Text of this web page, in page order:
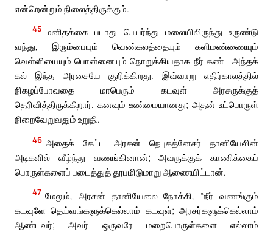
என்றென்றும் நிலைத்திருக்கும்.
45 மனிதக்கை படாது பெயர்ந்து மலையிலிருந்து உருண்டு
வந்து, இரும்பையும் வெண்கலத்தையும் களிமண்ணையும்
வெள்ளியையும் பொன்னையும் நொறுக்கியதாக நீர் கண்ட அந்தக்
கல் இந்த அரசையே குறிக்கிறது. இவ்வாறு எதிர்காலத்தில்
நிகழப்போவதை மாபெரும் கடவுள் அரசருக்குத்
தெரிவித்திருக்கிறார். கனவும் உண்மையானது; அதன் உட்பொருள்
நிறைவேறுவதும் உறுதி.
46 அதைக் கேட்ட அரசன் நெபுகத்னேசர் தானியேலின்
அடிகளில் வீழ்ந்து வணங்கினான்; அவருக்குக் காணிக்கைப்
பொருள்களைப் படைத்துத் தூபமிடுமாறு ஆணையிட்டான்.
47 மேலும், அரசன் தானியேலை நோக்கி, “நீர் வணங்கும்
கடவுளே தெய்வங்களுக்கெல்லாம் கடவுள்; அரசர்களுக்கெல்லாம்
ஆண்டவர்; அவர் ஒருவரே மறைபொருள்களை எல்லாம்